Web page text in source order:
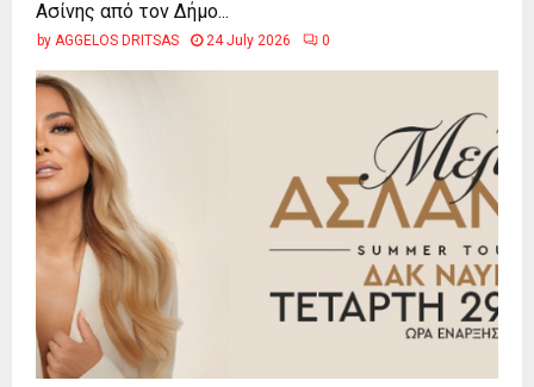
Ασίνης από τον Δήμο...
by AGGELOS DRITSAS 24 July 2026 0